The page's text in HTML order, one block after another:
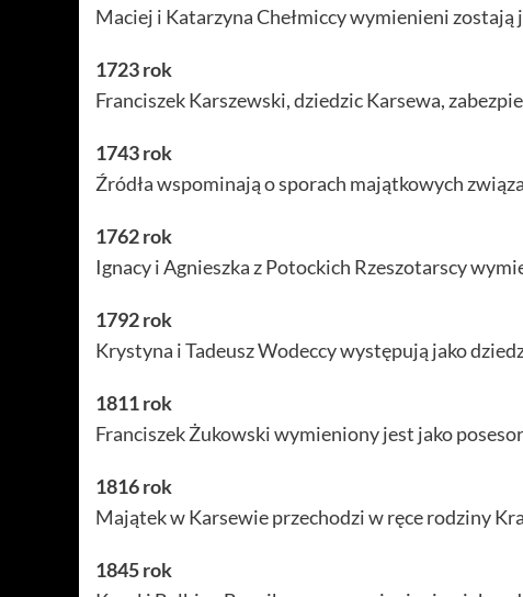
Maciej i Katarzyna Chełmiccy wymienieni zostają
1723 rok
Franciszek Karszewski, dziedzic Karsewa,
1743 rok
Źródła wspominają o sporach majątkowych
1762 rok
Ignacy i Agnieszka z Potockich Rzeszotarscy
1792 rok
Krystyna i Tadeusz Wodeccy występują jako
1811 rok
Franciszek Żukowski wymieniony jest jako
1816 rok
Majątek w Karsewie przechodzi w ręce rodziny
1845 rok